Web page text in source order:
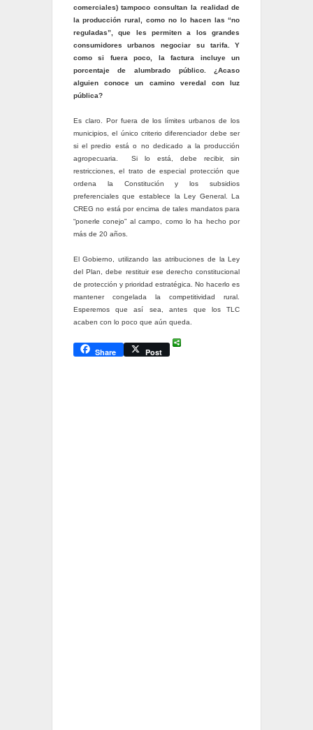
comerciales) tampoco consultan la realidad de
la producción rural, como no lo hacen las “no
reguladas”, que les permiten a los grandes
consumidores urbanos negociar su tarifa. Y
como si fuera poco, la factura incluye un
porcentaje de alumbrado público. ¿Acaso
alguien conoce un camino veredal con luz
pública?
Es claro. Por fuera de los límites urbanos de los
municipios, el único criterio diferenciador debe ser
si el predio está o no dedicado a la producción
agropecuaria. Si lo está, debe recibir, sin
restricciones, el trato de especial protección que
ordena la Constitución y los subsidios
preferenciales que establece la Ley General. La
CREG no está por encima de tales mandatos para
“ponerle conejo” al campo, como lo ha hecho por
más de 20 años.
El Gobierno, utilizando las atribuciones de la Ley
del Plan, debe restituir ese derecho constitucional
de protección y prioridad estratégica. No hacerlo es
mantener congelada la competitividad rural.
Esperemos que así sea, antes que los TLC
acaben con lo poco que aún queda.
Share Post